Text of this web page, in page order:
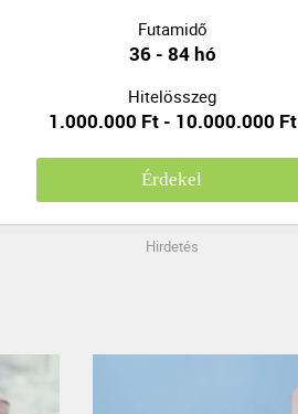
Futamidő
36 - 84 hó
Hitelösszeg
1.000.000 Ft - 10.000.000 Ft
Érdekel
Hirdetés